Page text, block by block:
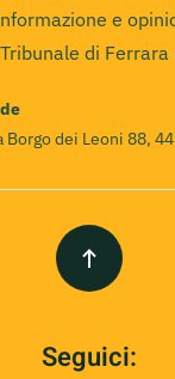
e
di
Borgo dei Leoni 88,
Seguici: